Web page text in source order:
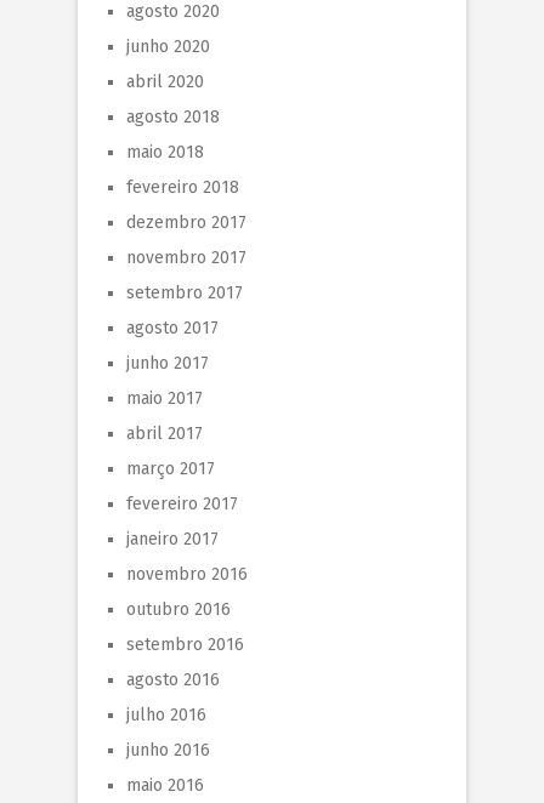
agosto 2020
junho 2020
abril 2020
agosto 2018
maio 2018
fevereiro 2018
dezembro 2017
novembro 2017
setembro 2017
agosto 2017
junho 2017
maio 2017
abril 2017
março 2017
fevereiro 2017
janeiro 2017
novembro 2016
outubro 2016
setembro 2016
agosto 2016
julho 2016
junho 2016
maio 2016